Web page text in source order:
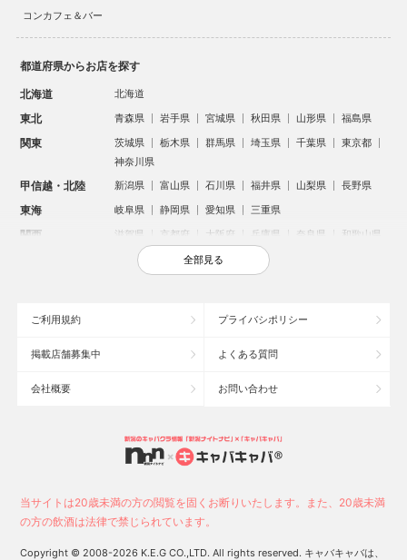
コンカフェ＆バー
都道府県からお店を探す
北海道 北海道
東北 青森県 岩手県 宮城県 秋田県 山形県 福島県
関東 茨城県 栃木県 群馬県 埼玉県 千葉県
東京都
神奈川県
甲信越・北陸 新潟県 富山県 石川県 福井県 山梨県 長野県
東海 岐阜県 静岡県 愛知県 三重県
関西 滋賀県 京都府 大阪府 兵庫県 奈良県 和歌山県
鳥取県 島根県 岡山県 広島県
沖縄県
大宮のキャバクラ
新潟市のキャバクラ
新潟駅前のキャバクラ
全部見る
ご利用規約 プライバシポリシー
掲載店舗募集中 よくある質問
会社概要 お問い合わせ
当サイトは20歳未満の方の閲覧を固くお断りいたします。また、20歳未満
の方の飲酒は法律で禁じられています。
Copyright © 2008-2026 K.E.G CO.,LTD. All rights reserved. キャバキャバは、